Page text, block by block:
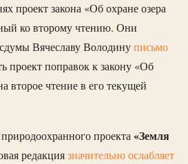
проект закона «Об охране озера
ко второму чтению. Они
Вячеславу Володинуписьмо
проект поправок к закону «Об
второе чтение в его текущей
проекта«Земля
редакциязначительно ослабляет